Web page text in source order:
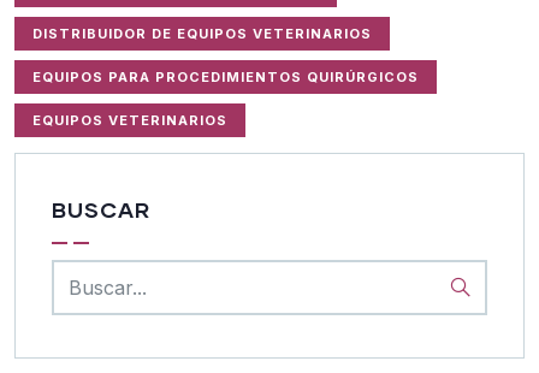
DISTRIBUIDOR DE EQUIPOS VETERINARIOS
EQUIPOS PARA PROCEDIMIENTOS QUIRÚRGICOS
EQUIPOS VETERINARIOS
BUSCAR